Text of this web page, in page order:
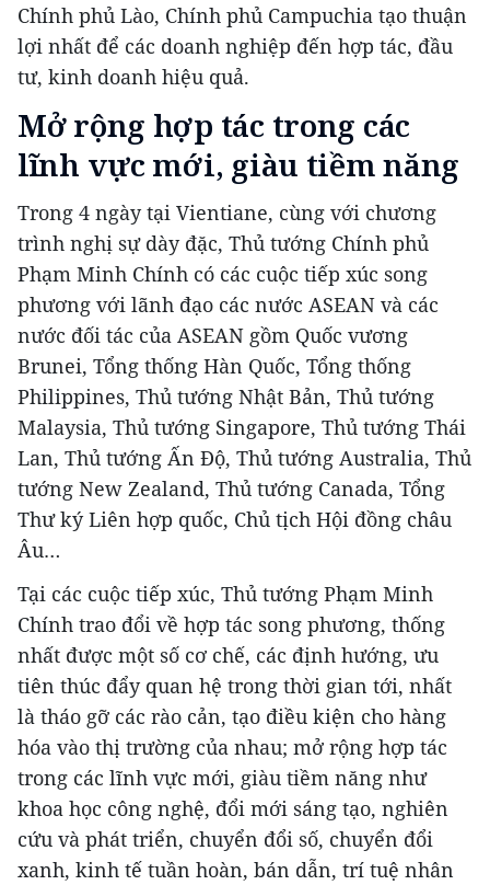
Chính phủ Lào, Chính phủ Campuchia tạo thuận
lợi nhất để các doanh nghiệp đến hợp tác, đầu
tư, kinh doanh hiệu quả.
Mở rộng hợp tác trong các
lĩnh vực mới, giàu tiềm năng
Trong 4 ngày tại Vientiane, cùng với chương
trình nghị sự dày đặc, Thủ tướng Chính phủ
Phạm Minh Chính có các cuộc tiếp xúc song
phương với lãnh đạo các nước ASEAN và các
nước đối tác của ASEAN gồm Quốc vương
Brunei, Tổng thống Hàn Quốc, Tổng thống
Philippines, Thủ tướng Nhật Bản, Thủ tướng
Malaysia, Thủ tướng Singapore, Thủ tướng Thái
Lan, Thủ tướng Ấn Độ, Thủ tướng Australia, Thủ
tướng New Zealand, Thủ tướng Canada, Tổng
Thư ký Liên hợp quốc, Chủ tịch Hội đồng châu
Âu…
Tại các cuộc tiếp xúc, Thủ tướng Phạm Minh
Chính trao đổi về hợp tác song phương, thống
nhất được một số cơ chế, các định hướng, ưu
tiên thúc đẩy quan hệ trong thời gian tới, nhất
là tháo gỡ các rào cản, tạo điều kiện cho hàng
hóa vào thị trường của nhau; mở rộng hợp tác
trong các lĩnh vực mới, giàu tiềm năng như
khoa học công nghệ, đổi mới sáng tạo, nghiên
cứu và phát triển, chuyển đổi số, chuyển đổi
xanh, kinh tế tuần hoàn, bán dẫn, trí tuệ nhân